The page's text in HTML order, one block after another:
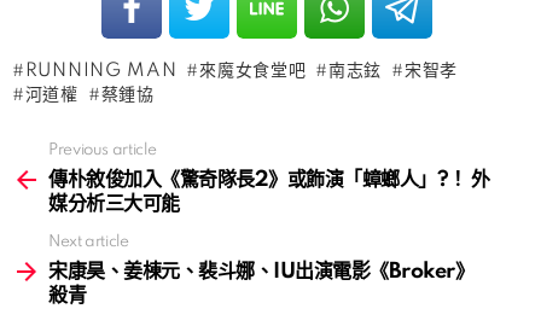
RUNNING MAN 來魔女食堂吧 南志鉉
宋智孝
河道權
蔡鍾協
more
Previous article
傳朴敘俊加入《驚奇隊長2》或飾演「蟑螂人」?！ 外
媒分析三大可能
Next article
宋康昊、姜棟元、裴斗娜、IU出演電影《Broker》
殺青